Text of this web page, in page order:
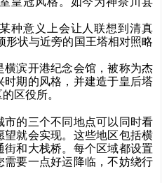
种意义上会让人联想到清真
形状与近旁的国王塔相对照略
滨开港纪念会馆，被称为杰
期的风格，并建造于皇后塔
区役所。
的三个不同地点可以同时看
就会实现。这些地区包括横
和大栈桥。每个区域都设置
要一点好运降临，不妨绕行